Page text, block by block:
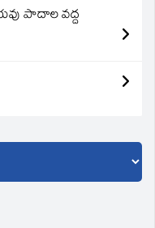
పాదాల వద్ద